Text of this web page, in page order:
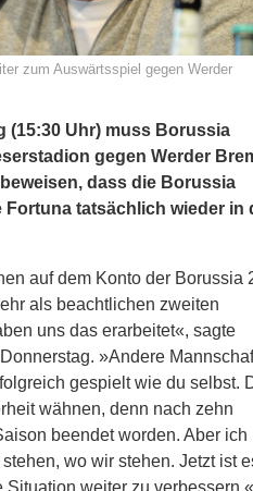
zum Auswärtsspiel gegen Werder
(15:30 Uhr) muss Borussia
gegen Werder
dass die Borussia
Fortuna tatsächlich wieder in
auf dem Konto der Borussia
als beachtlichen zweiten
uns das erarbeitet«, sagte
»Andere
gespielt wie du selbst.
wähnen, denn nach zehn
beendet worden. Aber ich
wo wir stehen. Jetzt ist
weiter zu verbessern.«